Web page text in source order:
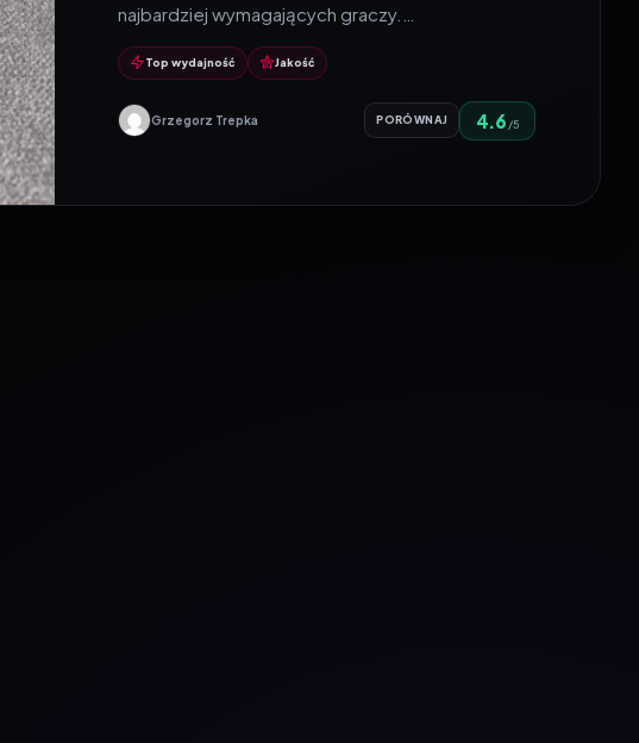
najbardziej wymagających graczy.…
Top wydajność Jakość
Grzegorz Trepka PORÓWNAJ 4.6 /5